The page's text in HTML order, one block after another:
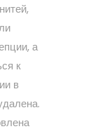
а
к
в